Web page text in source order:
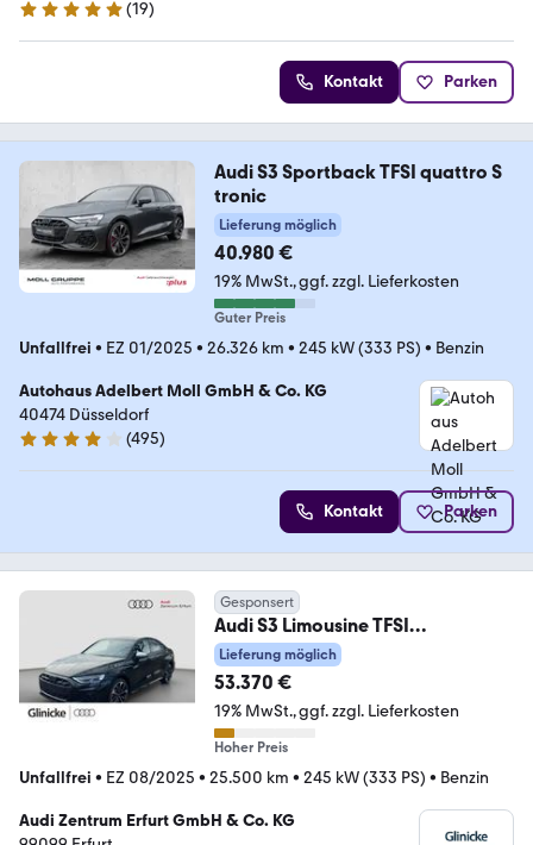
5 Sterne
(19)
Kontakt Parken
Audi S3 Sportback TFSI quattro S
tronic
Lieferung möglich
40.980 €
19% MwSt. ggf. zzgl. Lieferkosten
Guter Preis
Unfallfrei • EZ 01/2025 • 26.326 km • 245 kW (333 PS) • Benzin
Autohaus Adelbert Moll GmbH & Co. KG
40474 Düsseldorf
4.1 Sterne
(495)
Kontakt Parken
Gesponsert
Audi S3 Limousine TFSI
*PANO*SONOS*MATRIX
Lieferung möglich
53.370 €
19% MwSt. ggf. zzgl. Lieferkosten
Hoher Preis
Unfallfrei • EZ 08/2025 • 25.500 km • 245 kW (333 PS) • Benzin
Audi Zentrum Erfurt GmbH & Co. KG